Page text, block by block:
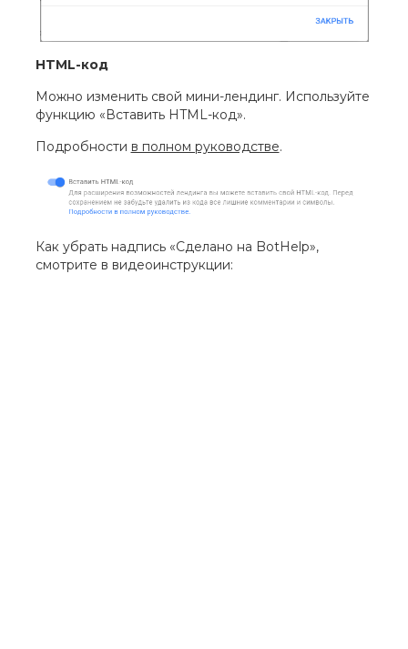
HTML-код
Можно изменить свой мини-лендинг. Используйте
функцию «Вставить HTML-код».
Подробности в полном руководстве.
Как убрать надпись «Сделано на BotHelp»,
смотрите в видеоинструкции: